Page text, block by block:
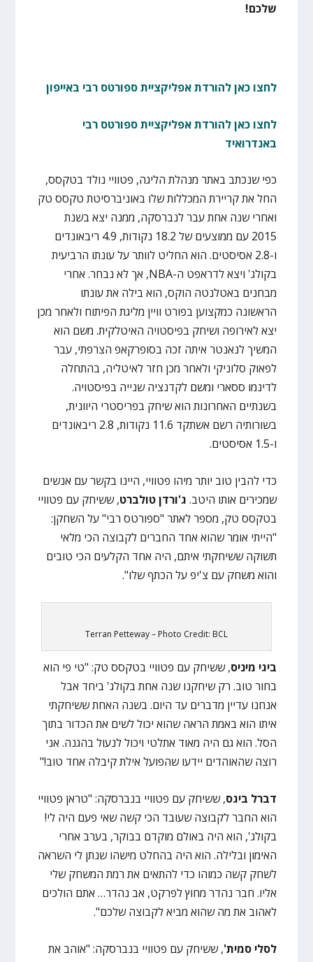
שלכם!
לחצו כאן להורדת אפליקציית ספורטס רבי באייפון
לחצו כאן להורדת אפליקציית ספורטס רבי
באנדרואיד
כפי שנכתב באתר מנהלת הליגה, פטוויי נולד בטקסס,
החל את קריירת המכללות שלו באוניברסיטת טקסס טק
ואחרי שנה אחת עבר לנברסקה, ממנה יצא בשנת
2015 עם ממוצעים של 18.2 נקודות, 4.9 ריבאונדים
ו-2.8 אסיסטים. הוא החליט לוותר על עונתו הרביעית
בקולג' ויצא לדראפט ה-NBA, אך לא נבחר. אחרי
מבחנים באטלנטה הוקס, הוא בילה את עונתו
הראשונה כמקצוען בפורט וויין מליגת הפיתוח ולאחר מכן
יצא לאירופה ושיחק בפיסטויה האיטלקית. משם הוא
המשיך לנאנטר איתה זכה בסופרקאפ הצרפתי, עבר
לפאוק סלוניקי ולאחר מכן חזר לאיטליה, בהתחלה
לדינמו ססארי ומשם לקדנציה שנייה בפיסטויה.
בשנתיים האחרונות הוא שיחק בפריסטרי היוונית,
בשורותיה רשם אשתקד 11.6 נקודות, 2.8 ריבאונדים
ו-1.5 אסיסטים.
כדי להבין טוב יותר מיהו פטוויי, היינו בקשר עם אנשים
שמכירים אותו היטב. ג'ורדן טולברט, ששיחק עם פטוויי
בטקסס טק, מספר לאתר "ספורטס רבי" על השחקן:
"הייתי אומר שהוא אחד החברים לקבוצה הכי מלאי
תשוקה ששיחקתי איתם, היה אחד הקלעים הכי טובים
והוא משחק עם צ'יפ על הכתף שלו".
Terran Petteway – Photo Credit: BCL
ביגי מיניס, ששיחק עם פטוויי בטקסס טק: "טי פי הוא
בחור טוב. רק שיחקנו שנה אחת בקולג' ביחד אבל
אנחנו עדיין מדברים עד היום. בשנה האחת ששיחקתי
איתו הוא באמת הראה שהוא יכול לשים את הכדור בתוך
הסל. הוא גם היה מאוד אתלטי ויכול לנעול בהגנה. אני
רוצה שהאוהדים יידעו שהפועל אילת קיבלה אחד טוב!"
דברל ביגס, ששיחק עם פטוויי בנברסקה: "טראן פטוויי
הוא החבר לקבוצה שעובד הכי קשה שאי פעם היה לי!
בקולג', הוא היה באולם מוקדם בבוקר, בערב אחרי
האימון ובלילה. הוא היה בהחלט מישהו שנתן לי השראה
לשחק קשה כמוהו כדי להתאים את רמת המשחק שלי
אליו. חבר נהדר מחוץ לפרקט, אב נהדר… אתם הולכים
לאהוב את מה שהוא מביא לקבוצה שלכם".
לסלי סמית', ששיחק עם פטוויי בנברסקה: "אוהב את